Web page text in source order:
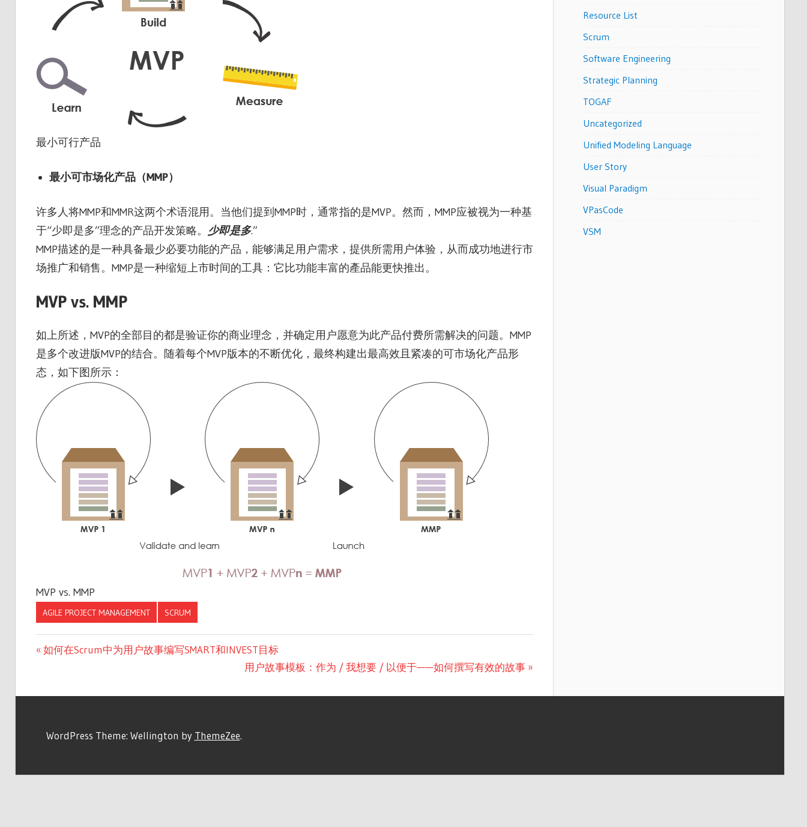
最小可行产品
最小可市场化产品（MMP）
许多人将MMP和MMR这两个术语混用。当他们提到MMP时，通常指的是MVP。然而，MMP应被视为一种基
于“少即是多”理念的产品开发策略。
少即是多.”
MMP描述的是一种具备最少必要功能的产品，能够满足用户需求，提供所需用户体验，从而成功地进行市
场推广和销售。MMP是一种缩短上市时间的工具：它比功能丰富的產品能更快推出。
MVP vs. MMP
如上所述，MVP的全部目的都是验证你的商业理念，并确定用户愿意为此产品付费所需解决的问题。MMP
是多个改进版MVP的结合。随着每个MVP版本的不断优化，最终构建出最高效且紧凑的可市场化产品形
态，如下图所示：
MVP vs. MMP
AGILE PROJECT MANAGEMENT SCRUM
文
导
Previous
如何在Scrum中为用户故事编写SMART和INVEST目标
Next
用户故事模板：作为 / 我想要 / 以便于——如何撰写有效的故事
Resource List
Scrum
Software Engineering
Strategic Planning
TOGAF
Uncategorized
Unified Modeling Language
User Story
Visual Paradigm
VPasCode
VSM
WordPress Theme: Wellington by ThemeZee.